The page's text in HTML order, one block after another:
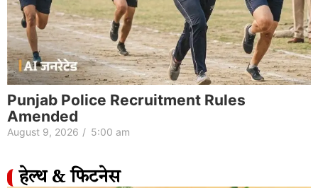
Punjab Police Recruitment Rules
Amended
August 9, 2026 / 5:00 am
हेल्थ & फिटनेस